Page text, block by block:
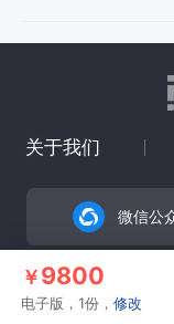
￥9800
电子版，1份，修改
关于我们
微信公